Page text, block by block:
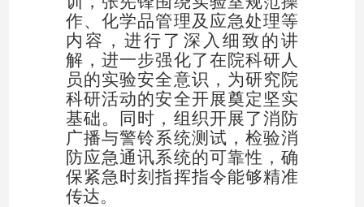
作、化学品管理及应急处理等
内容，进行了深入细致的讲
解，进一步强化了在院科研人
员的实验安全意识，为研究院
科研活动的安全开展奠定坚实
基础。同时，组织开展了消防
广播与警铃系统测试，检验消
防应急通讯系统的可靠性，确
保紧急时刻指挥指令能够精准
传达。